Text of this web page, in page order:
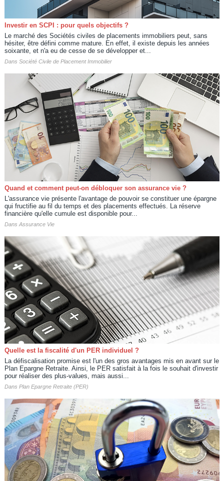
Investir en SCPI : pour quels objectifs ?
Le marché des Sociétés civiles de placements immobiliers peut, sans
hésiter, être défini comme mature. En effet, il existe depuis les années
soixante, et n'a eu de cesse de se développer et...
Dans Société Civile de Placement Immobilier
Quand et comment peut-on débloquer son assurance vie ?
L'assurance vie présente l'avantage de pouvoir se constituer une épargne
qui fructifie au fil du temps et des placements effectués. La réserve
financière qu'elle cumule est disponible pour...
Dans Assurance Vie
Quelle est la fiscalité d'un PER individuel ?
La défiscalisation promise est l'un des gros avantages mis en avant sur le
Plan Epargne Retraite. Ainsi, le PER satisfait à la fois le souhait d'investir
pour réaliser des plus-values, mais aussi...
Dans Plan Epargne Retraite (PER)